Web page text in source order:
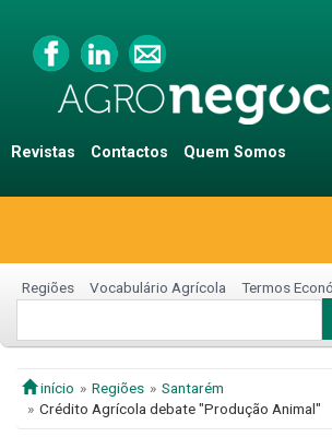
Revistas Contactos Quem Somos
Regiões Vocabulário Agrícola Termos
início Regiões
Santarém
Crédito Agrícola debate "Produção Animal"